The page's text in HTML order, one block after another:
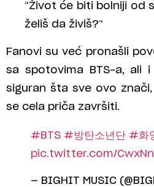
“Život će biti bolniji od
želiš da živiš?“
Fanovi su već pronašli
sa spotovima BTS-a, ali i
siguran šta sve ovo
se cela priča završiti.
#BTS #방탄소년단 #화
pic.twitter.com/
— BIGHIT MUSIC